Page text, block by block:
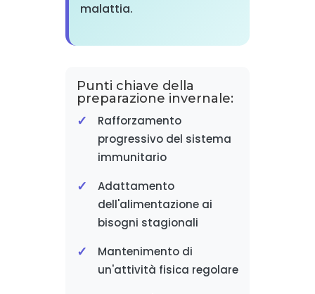
malattia.
Punti chiave della
preparazione invernale:
Rafforzamento
progressivo del sistema
immunitario
Adattamento
dell'alimentazione ai
bisogni stagionali
Mantenimento di
un'attività fisica regolare